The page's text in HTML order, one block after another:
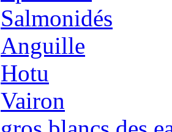
Salmonidés
Anguille
Hotu
Vairon